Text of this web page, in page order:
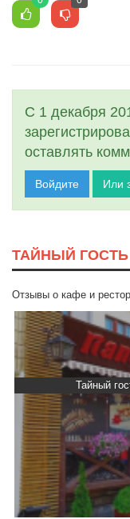
С 1 декабря
оставлять
Войдите Или
ТАЙНЫЙ ГОСТЬ
Отзывы о кафе и
Тайный